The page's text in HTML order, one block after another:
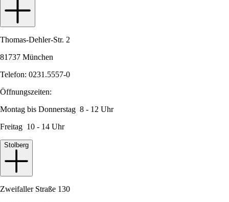
Thomas-Dehler-Str. 2
81737 München
Telefon: 0231.5557-0
Öffnungszeiten:
Montag bis Donnerstag 8 - 12 Uhr
Freitag 10 - 14 Uhr
Stolberg
Zweifaller Straße 130